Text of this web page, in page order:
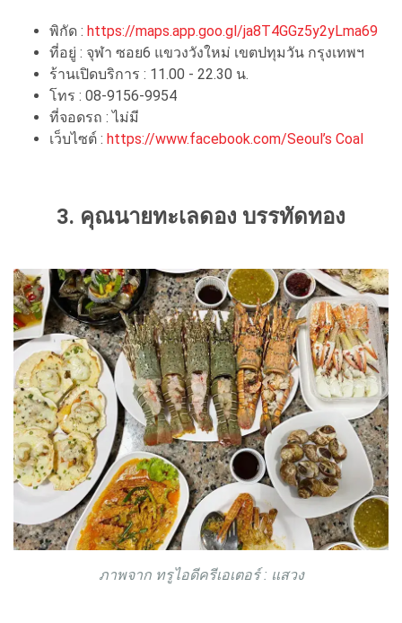
พิกัด : https://maps.app.goo.gl/ja8T4GGz5y2yLma69
ที่อยู่ : จุฬา ซอย6 แขวงวังใหม่ เขตปทุมวัน กรุงเทพฯ
ร้านเปิดบริการ : 11.00 - 22.30 น.
โทร : 08-9156-9954
ที่จอดรถ : ไม่มี
เว็บไซต์ : https://www.facebook.com/Seoul’s Coal
3. คุณนายทะเลดอง บรรทัดทอง
ภาพจาก ทรูไอดีครีเอเตอร์ : แสวง